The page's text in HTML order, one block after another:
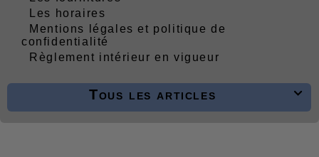
Les horaires
Mentions légales et politique de
confidentialité
Règlement intérieur en vigueur

Tous les articles